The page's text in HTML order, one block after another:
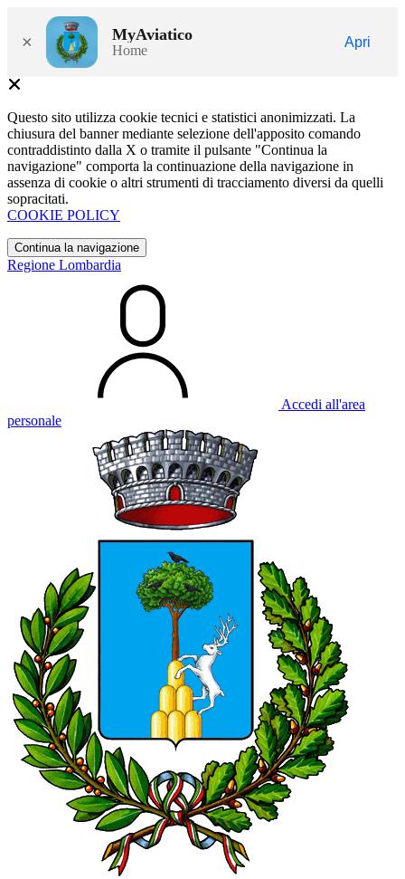
× MyAviatico
Home
Apri
Questo sito utilizza cookie tecnici e statistici anonimizzati. La
chiusura del banner mediante selezione dell'apposito comando
contraddistinto dalla X o tramite il pulsante "Continua la
navigazione" comporta la continuazione della navigazione in
assenza di cookie o altri strumenti di tracciamento diversi da quelli
sopracitati.
COOKIE POLICY
Continua la navigazione
Regione Lombardia
Accedi all'area
personale